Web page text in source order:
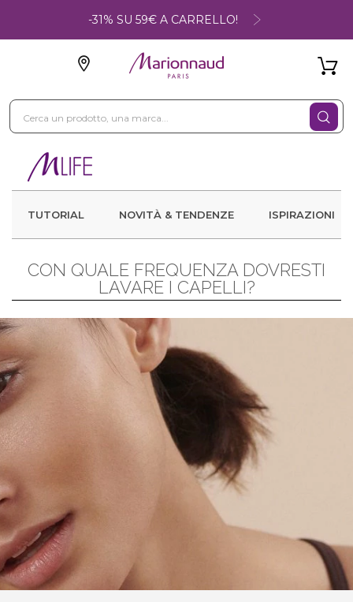
-31% SU 59€ A CARRELLO!
TUTORIAL NOVITÀ & TENDENZE ISPIRAZIONI
CON QUALE FREQUENZA DOVRESTI
LAVARE I CAPELLI?